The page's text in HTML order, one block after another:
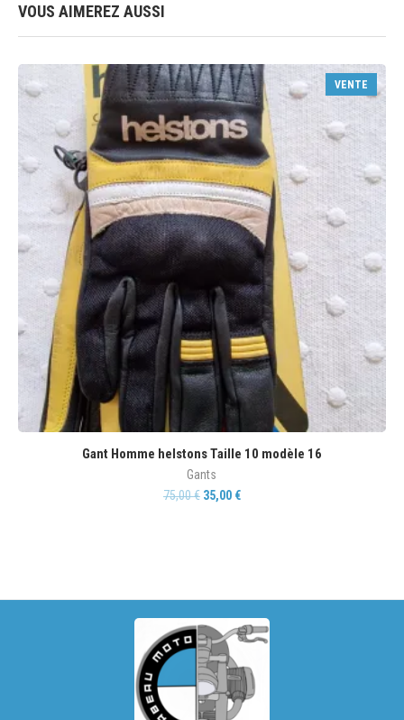
VOUS AIMEREZ AUSSI
VENTE
Gant Homme helstons Taille 10 modèle 16
Gants
75,00€ 35,00 €